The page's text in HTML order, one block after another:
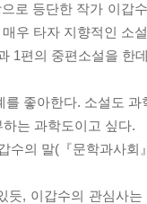
로 등단한 작가 이갑
매우 타자 지향적인
1편의 중편소설을 한
를 좋아한다. 소설도
는 과학도이고 싶다.
수의 말(『문학과사회
듯, 이갑수의 관심사